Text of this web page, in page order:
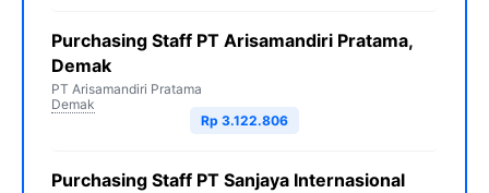
Purchasing Staff PT Arisamandiri Pratama,
Demak
PT Arisamandiri Pratama
Demak
Rp 3.122.806
Purchasing Staff PT Sanjaya Internasional